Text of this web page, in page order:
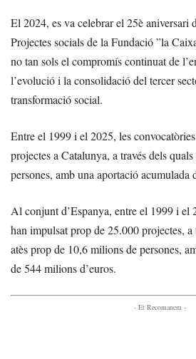
El 2024, es va celebrar el 25è aniversari
Projectes socials de la Fundació ”la
no tan sols el compromís continuat de
l’evolució i la consolidació del tercer
transformació social.
Entre el 1999 i el 2025, les
projectes a Catalunya, a través dels
persones, amb una aportació acumulada
Al conjunt d’Espanya, entre el 1999 i el
han impulsat prop de 25.000 projectes, a
atès prop de 10,6 milions de persones,
de 544 milions d’euros.
- Et Recomanem -